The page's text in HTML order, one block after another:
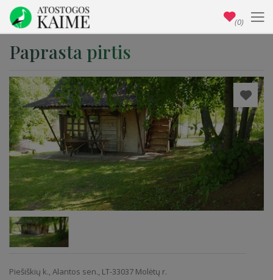
Paprasta pirtis
Piešiškių k., Alantos sen., LT-33037 Molėtų r.
(0)